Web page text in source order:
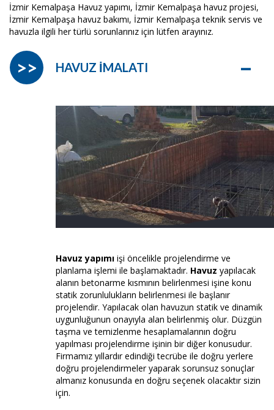
İzmir Kemalpaşa Havuz yapımı, İzmir Kemalpaşa havuz projesi,
İzmir Kemalpaşa havuz bakımı, İzmir Kemalpaşa teknik servis ve
havuzla ilgili her türlü sorunlarınız için lütfen arayınız.
HAVUZ İMALATI –
>>
Havuz yapımı işi öncelikle projelendirme ve
planlama işlemi ile başlamaktadır. Havuz yapılacak
alanın betonarme kısmının belirlenmesi işine konu
statik zorunlulukların belirlenmesi ile başlanır
projelendir. Yapılacak olan havuzun statik ve dinamik
uygunluğunun onayıyla alan belirlenmiş olur. Düzgün
taşma ve temizlenme hesaplamalarının doğru
yapılması projelendirme işinin bir diğer konusudur.
Firmamız yıllardır edindiği tecrübe ile doğru yerlere
doğru projelendirmeler yaparak sorunsuz sonuçlar
almanız konusunda en doğru seçenek olacaktır sizin
için.